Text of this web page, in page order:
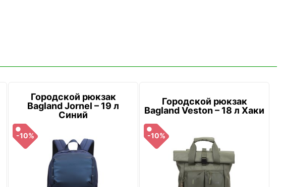
Городской рюкзак
Bagland Jornel – 19 л
Синий
-10%
Городской рюкзак
Bagland Veston – 18 л Хаки
-10%